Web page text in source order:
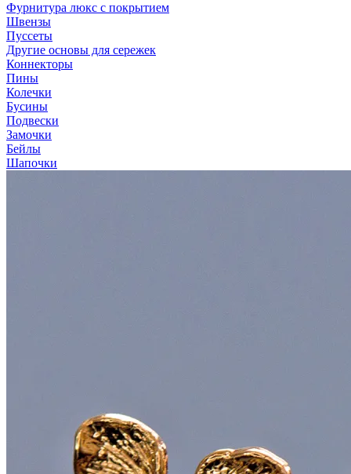
Фурнитура люкс с покрытием
Швензы
Пуссеты
Другие основы для сережек
Коннекторы
Пины
Колечки
Бусины
Подвески
Замочки
Бейлы
Шапочки